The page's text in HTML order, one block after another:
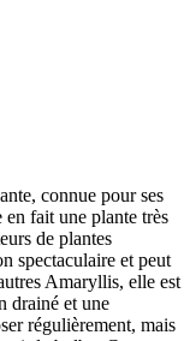
connue pour ses
fait une plante très
de plantes
spectaculaire et peut
Amaryllis, elle est
drainé et une
régulièrement, mais